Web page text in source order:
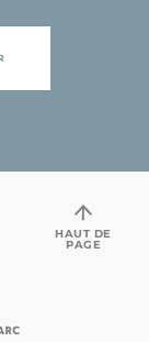
HAUT DE
PAGE